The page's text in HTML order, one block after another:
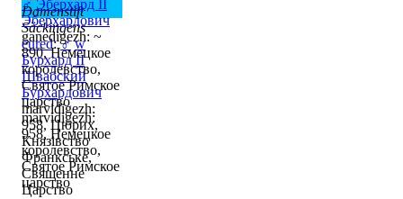
Damenstift
Säckingens
eured:♂ w
Бурхард II
Швабский
Бурхардович
marvidigezh:
958, Цюрих,
Князівство
Франкське,
Священне
Царство
♂ Эберхард II
Эберхардович
ganedigezh: ~
890, Немецкое
королевство,
Святое Римское
царство
marvidigezh:
958, Немецкое
королевство,
Святое Римское
царство